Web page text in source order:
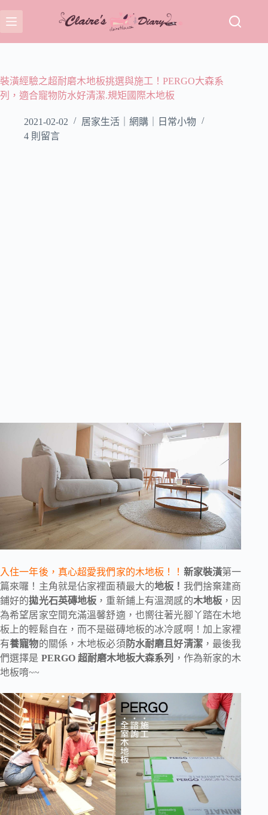
至
主
容
裝潢經驗之超耐磨木地板挑選與施工！PERGO大森系
列，適合寵物防水好清潔.規矩國際木地板
2021-02-02
居家生活｜網購｜日常小物
4 則留言
入住一年後，真心超愛我們家的木地板！！ 新家裝潢第一
篇來囉！主角就是佔家裡面積最大的地板！ 我們捨棄建商
鋪好的拋光石英磚地板 ，重新鋪上有溫潤感的木地板 ，因
為希望居家空間充滿溫馨舒適，也嚮往著光腳丫踏在木地
板上的輕鬆自在，而不是磁磚地板的冰冷感啊！加上家裡
有養寵物的關係，木地板必須 防水耐磨且好清潔，最後我
們選擇是 PERGO 超耐磨木地板大森系列
，作為新家的木
地板唷~~